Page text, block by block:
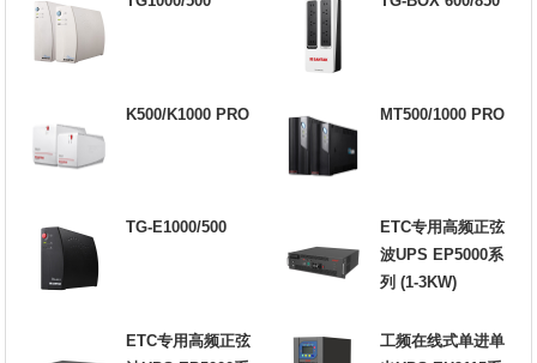
K500/K1000 PRO MT500/1000 PRO
TG-E1000/500
ETC专用高频正弦
波UPS EP5000系
列 (1-3KW)
ETC专用高频正弦
工频在线式单进单